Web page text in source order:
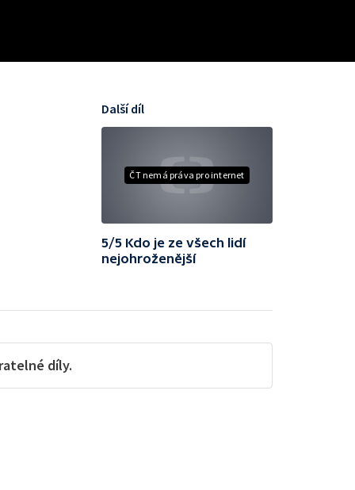
ČT nemá práva pro internet
Další díl
5/5 Kdo je ze všech lidí
nejohroženější
díly.